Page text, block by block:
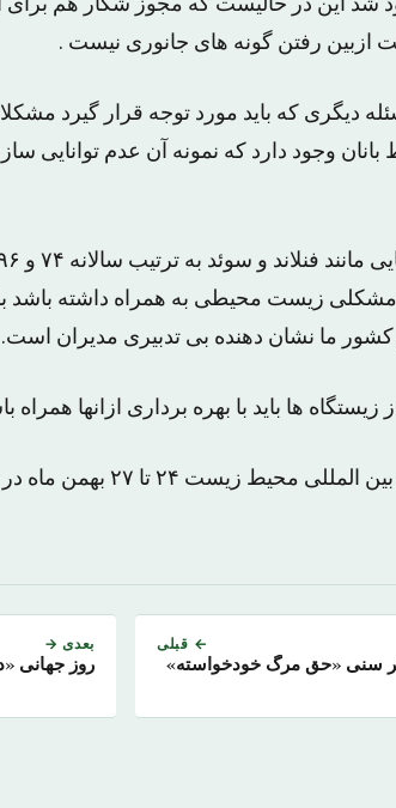
شد این در حالیست که مجوز شکار هم برای
رفتن گونه های جانوری نیست .
دیگری که باید مورد توجه قرار گیرد
وجود دارد که نمونه آن عدم
مشکلی زیست محیطی به همراه داشته باشد
ما نشان دهنده بی تدبیری مدیران است.
ها باید با بهره برداری ازانها همراه
سیزدهمین نمایشگاه بین
← قبلی
هر سنی «حق مرگ خودخواسته»
بعدی →
روز جهانی